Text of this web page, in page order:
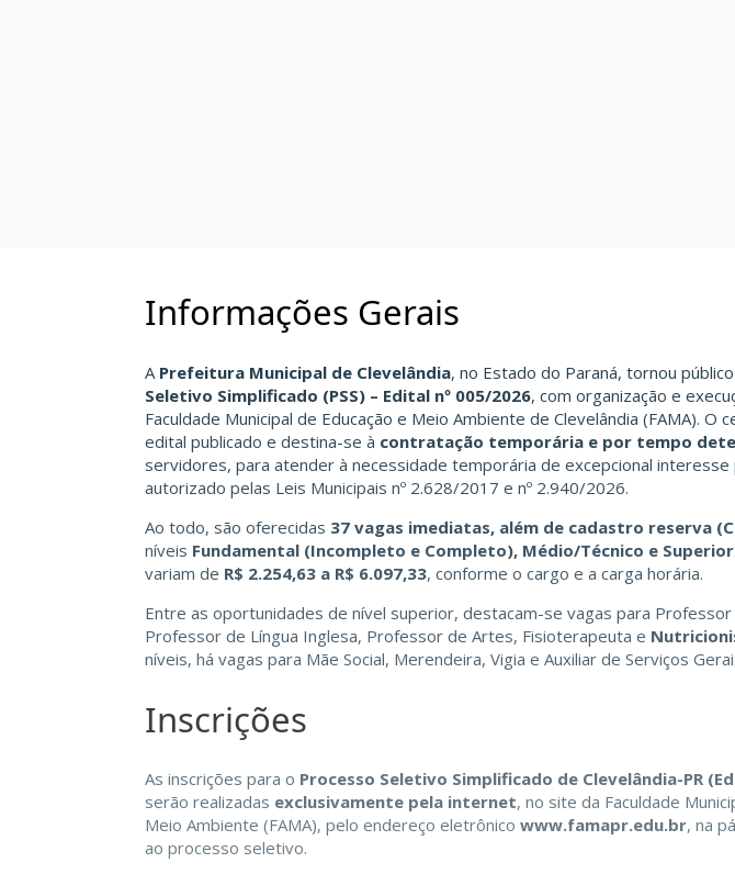
Informações Gerais
A Prefeitura Municipal de Clevelândia, no Estado do Paraná, tornou
Seletivo Simplificado (PSS) – Edital nº 005/2026, com organização e
Faculdade Municipal de Educação e Meio Ambiente de Clevelândia (FAMA). O
edital publicado e destina-se à contratação temporária e por tempo
servidores, para atender à necessidade temporária de excepcional interesse
autorizado pelas Leis Municipais nº 2.628/2017 e nº 2.940/2026.
Ao todo, são oferecidas 37 vagas imediatas, além de cadastro reserva
níveis Fundamental (Incompleto e Completo), Médio/Técnico e Superior
variam de R$ 2.254,63 a R$ 6.097,33, conforme o cargo e a carga horária.
Entre as oportunidades de nível superior, destacam-se vagas para Professor
Professor de Língua Inglesa, Professor de Artes, Fisioterapeuta e
níveis, há vagas para Mãe Social, Merendeira, Vigia e Auxiliar de Serviços
Inscrições
As inscrições para o Processo Seletivo Simplificado de Clevelândia-PR
serão realizadas exclusivamente pela internet, no site da Faculdade
Meio Ambiente (FAMA), pelo endereço eletrônico www.famapr.edu.br, na
ao processo seletivo.